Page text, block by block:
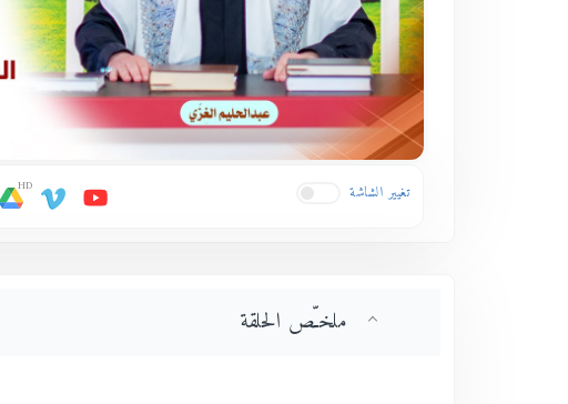
تغيير الشاشة HD
ملخـّص الحلقة